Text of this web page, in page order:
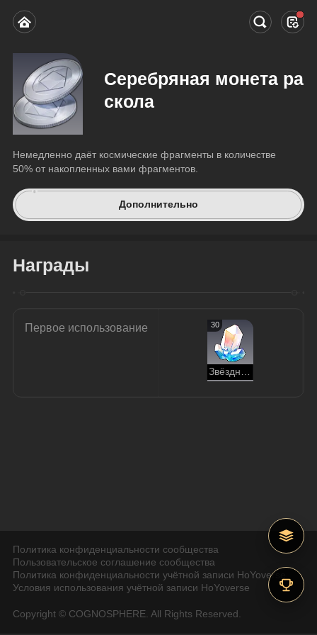
Серебряная монета ра
скола
Немедленно даёт космические фрагменты в количестве
50% от накопленных вами фрагментов.
Дополнительно
Награды
Первое использование 30
Политика конфиденциальности сообщества
Пользовательское соглашение сообщества
Политика конфиденциальности учётной записи HoYoverse
Условия использования учётной записи HoYoverse
Copyright © COGNOSPHERE. All Rights Reserved.